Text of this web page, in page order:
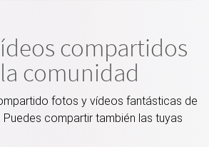
compartidos
comunidad
fotos y vídeos fantásticas de
compartir también las tuyas